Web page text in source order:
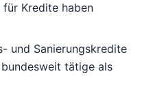
für Kredite haben
und Sanierungskredite
tätige als